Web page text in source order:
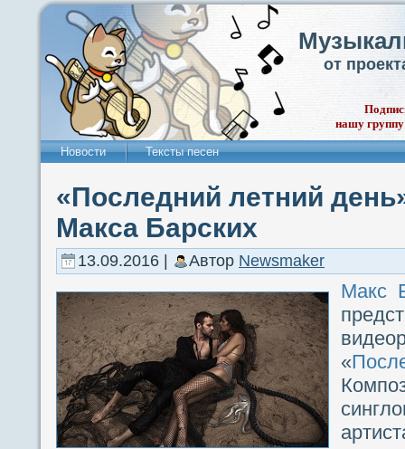
от
нашу
Новости Тексты песен
«Последний летний
Макса Барских
13.09.2016 | Автор Newsmaker
Макс
«